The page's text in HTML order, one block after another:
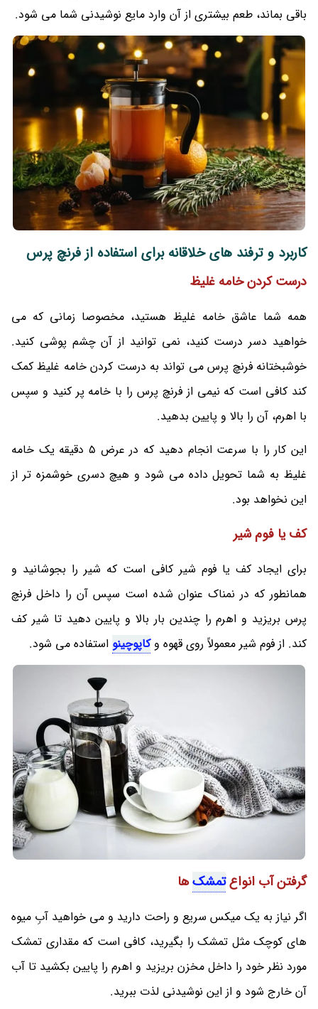
باقی بماند، طعم بیشتری از آن وارد مایع نوشیدنی شما می شود.
کاربرد و ترفند های خلاقانه برای استفاده از فرنچ پرس
درست کردن خامه غلیظ
همه شما عاشق خامه غلیظ هستید، مخصوصا زمانی که می
خواهید دسر درست کنید، نمی توانید از آن چشم پوشی کنید.
خوشبختانه فرنچ پرس می تواند به درست کردن خامه غلیظ کمک
کند کافی است که نیمی از فرنچ پرس را با خامه پر کنید و سپس
با اهرم، آن را بالا و پایین بدهید.
این کار را با سرعت انجام دهید که در عرض 5 دقیقه یک خامه
غلیظ به شما تحویل داده می شود و هیچ دسری خوشمزه تر از
این نخواهد بود.
کف یا فوم شیر
برای ایجاد کف یا فوم شیر کافی است که شیر را بجوشانید و
همانطور که در نمناک عنوان شده است سپس آن را داخل فرنچ
پرس بریزید و اهرم را چندین بار بالا و پایین دهید تا شیر کف
کند. از فوم شیر معمولاً روی قهوه وکاپوچینو استفاده می شود.
گرفتن آب انواعتمشکها
اگر نیاز به یک میکس سریع و راحت دارید و می خواهید آبِ میوه
های کوچک مثل تمشک را بگیرید، کافی است که مقداری تمشک
مورد نظر خود را داخل مخزن بریزید و اهرم را پایین بکشید تا آب
آن خارج شود و از این نوشیدنی لذت ببرید.